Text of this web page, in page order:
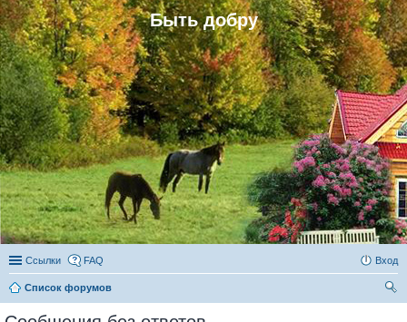
Быть добру
Ссылки FAQ Вход
Список форумов